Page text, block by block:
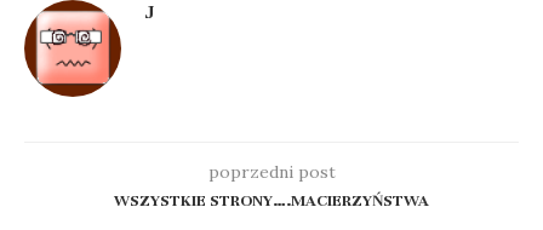
J
poprzedni post
WSZYSTKIE STRONY….MACIERZYŃSTWA